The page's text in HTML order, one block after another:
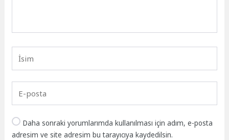
Daha sonraki yorumlarımda kullanılması için adım, e-posta
adresim ve site adresim bu tarayıcıya kaydedilsin.